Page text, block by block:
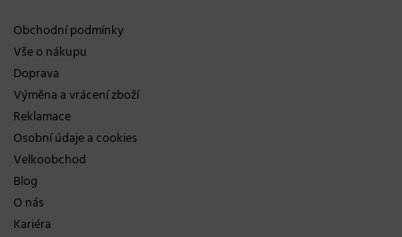
Obchodní podmínky
Vše o nákupu
Doprava
Výměna a vrácení zboží
Reklamace
Osobní údaje a cookies
Velkoobchod
Blog
O nás
Kariéra